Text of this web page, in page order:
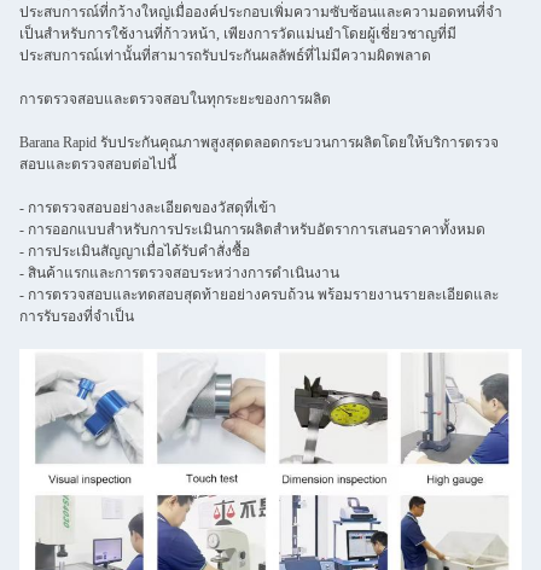
ประสบการณ์ที่กว้างใหญ่เมื่อองค์ประกอบเพิ่มความซับซ้อนและความอดทนที่จํา
เป็นสําหรับการใช้งานที่ก้าวหน้า, เพียงการวัดแม่นยําโดยผู้เชี่ยวชาญที่มี
ประสบการณ์เท่านั้นที่สามารถรับประกันผลลัพธ์ที่ไม่มีความผิดพลาด
การตรวจสอบและตรวจสอบในทุกระยะของการผลิต
Barana Rapid รับประกันคุณภาพสูงสุดตลอดกระบวนการผลิตโดยให้บริการตรวจ
สอบและตรวจสอบต่อไปนี้
- การตรวจสอบอย่างละเอียดของวัสดุที่เข้า
- การออกแบบสําหรับการประเมินการผลิตสําหรับอัตราการเสนอราคาทั้งหมด
- การประเมินสัญญาเมื่อได้รับคําสั่งซื้อ
- สินค้าแรกและการตรวจสอบระหว่างการดําเนินงาน
- การตรวจสอบและทดสอบสุดท้ายอย่างครบถ้วน พร้อมรายงานรายละเอียดและ
การรับรองที่จําเป็น